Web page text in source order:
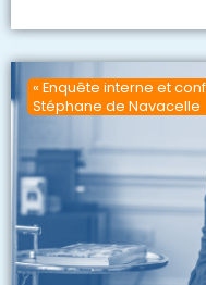
« Enquête interne et
Stéphane de Navacelle